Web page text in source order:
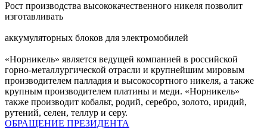
Рост производства высококачественного никеля позволит
изготавливать
аккумуляторных блоков для электромобилей
«Норникель» является ведущей компанией в российской
горно-металлургической отрасли и крупнейшим мировым
производителем палладия и высокосортного никеля, а также
крупным производителем платины и меди. «Норникель»
также производит кобальт, родий, серебро, золото, иридий,
рутений, селен, теллур и серу.
ОБРАЩЕНИЕ ПРЕЗИДЕНТА